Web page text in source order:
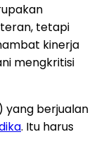
tetapi
kinerja
mengkritisi
yang berjualan
. Itu harus